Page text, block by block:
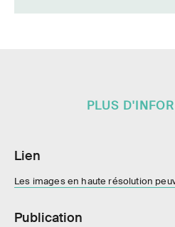
PLUS
Lien
Les images en haute résolution
Publication